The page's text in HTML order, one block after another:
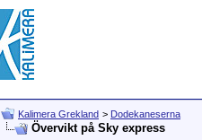
Kalimera Grekland > Dodekaneserna
Övervikt på Sky express